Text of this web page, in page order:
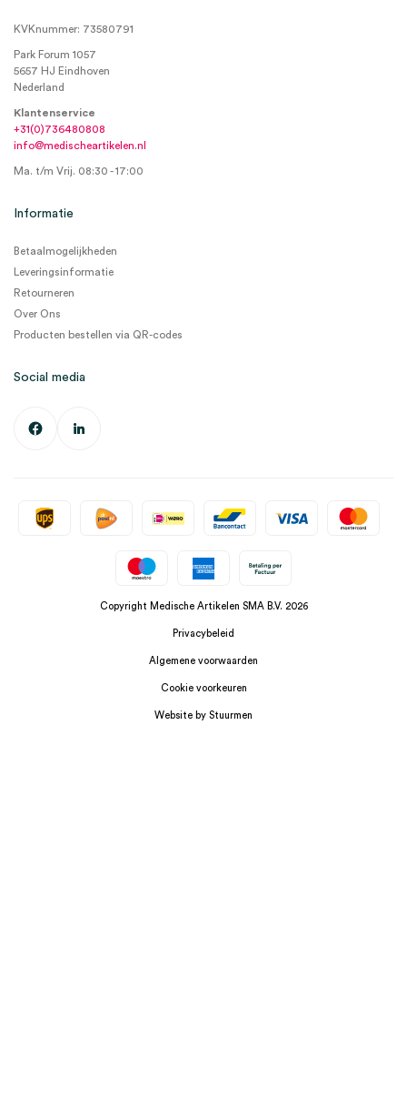
KVKnummer: 73580791
Park Forum 1057
5657 HJ Eindhoven
Nederland
Klantenservice
+31(0)736480808
info@medischeartikelen.nl
Ma. t/m Vrij. 08:30 - 17:00
Informatie
Betaalmogelijkheden
Leveringsinformatie
Retourneren
Over Ons
Producten bestellen via QR-codes
Social media
Copyright Medische Artikelen SMA B.V. 2026
Privacybeleid
Algemene voorwaarden
Cookie voorkeuren
Website by Stuurmen